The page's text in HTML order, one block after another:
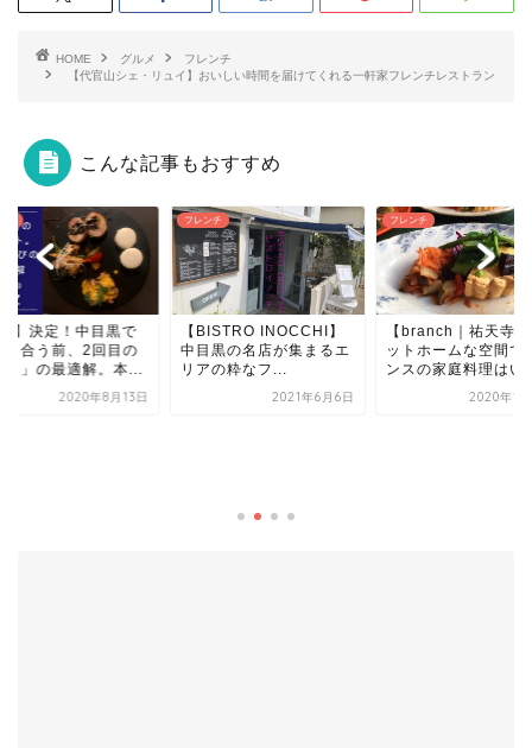
HOME グルメ
フレンチ
【代官山シェ・リュイ】おいしい時間を届けてくれる一軒家フレンチレストラン
こんな記事もおすすめ
INOCCHI】
黒の名店が集まるエ
の粋なフ...
2021年6月6日
フレンチ
【branch｜祐天寺】ア
ットホームな空間でフラ
ンスの家庭料理はい...
2020年1月24日
フレンチ